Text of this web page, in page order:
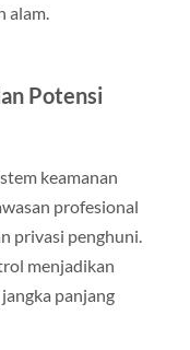
alam.
Potensi
keamanan
profesional
privasi penghuni.
menjadikan
panjang